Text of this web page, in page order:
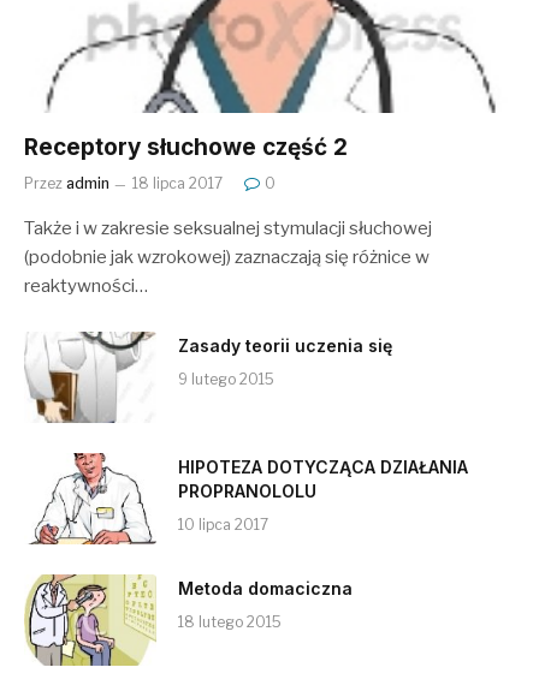
Receptory słuchowe część 2
Przez admin 18 lipca 2017 0
Także i w zakresie seksualnej stymulacji słuchowej
(podobnie jak wzrokowej) zaznaczają się różnice w
reaktywności…
Zasady teorii uczenia się
9 lutego 2015
HIPOTEZA DOTYCZĄCA DZIAŁANIA
PROPRANOLOLU
10 lipca 2017
Metoda domaciczna
18 lutego 2015